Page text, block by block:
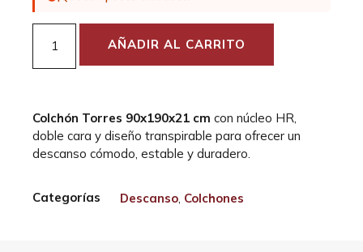
AÑADIR AL CARRITO
Colchón Torres 90x190x21 cm con núcleo HR,
doble cara y diseño transpirable para ofrecer un
descanso cómodo, estable y duradero.
Categorías Descanso, Colchones